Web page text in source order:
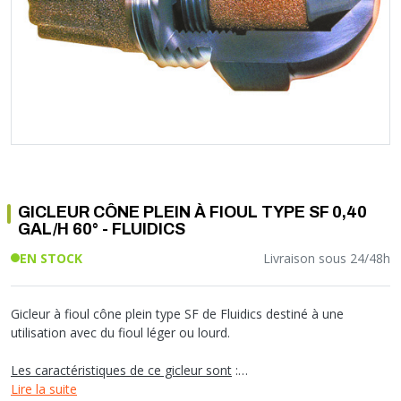
RACCORD PE (POLYÉTHYLÈNE)
RACCORD GALVA
ROBINET
FLEXIBLE
ETANCHÉITÉ RACCORDEMENT
FIXATION ET SUPPORT
RÉDUCTEUR DE PRESSION
COMPTEUR ET ACCESSOIRE
FILTRATION
Soupape différentielle
Température
Vase d'expansion
Vanne de Température
SOLAIRE
PAC
TUBAGE CHEMINÉE CHAUDIÈRE POÊLE
EQUIPEMENT INDUSTRIEL
COMMUNICATION
COLLIER ET FIXATION
LAMPE ET TORCHE
PILES ET ACCUMULATEURS
BLOC DE SÉCURITÉ
SYSTÈMES DE SÉCURITÉ
VMC ET VENTILATION
TRAPPE CHATIÈRE ET HUBLOT
PLOMBERIE PER
VOTRE SOLUTION CHAUFFAGE
GICLEUR CÔNE PLEIN À FIOUL TYPE SF 0,40
GAL/H 60° - FLUIDICS
EN STOCK Livraison sous 24/48h
Gicleur à fioul cône plein type SF de Fluidics destiné à une
utilisation avec du fioul léger ou lourd.
Les caractéristiques de ce gicleur sont :
- ''SF'' : plus de fioul concentré au centre de la pulvérisation
Lire la suite